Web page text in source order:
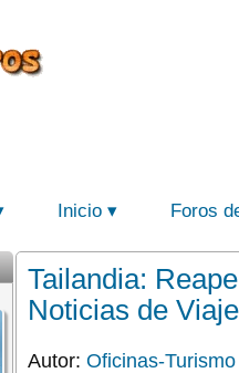
Inicio Foros
Tailandia:
Noticias de
Autor: Oficinas-Turismo